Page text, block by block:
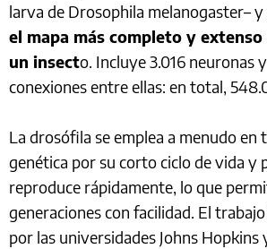
larva de Drosophila melanogaster– y
el mapa más completo y
un insecto. Incluye 3.016 neuronas
conexiones entre ellas: en total,
La drosófila se emplea a menudo en
genética por su corto ciclo de vida y
reproduce rápidamente, lo que
generaciones con facilidad. El
por las universidades Johns Hopkins